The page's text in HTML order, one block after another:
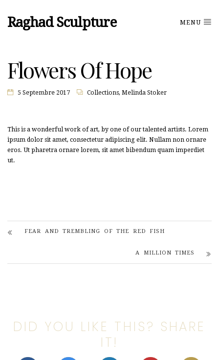
Raghad Sculpture MENU
Flowers Of Hope
5 Septembre 2017 Collections, Melinda Stoker
This is a wonderful work of art, by one of our talented artists. Lorem
ipsum dolor sit amet, consectetur adipiscing elit. Nullam non ornare
eros. Ut pharetra ornare lorem, sit amet bibendum quam imperdiet
ut.
FEAR AND TREMBLING OF THE RED FISH
A MILLION TIMES
DID YOU LIKE THIS? SHARE
IT!